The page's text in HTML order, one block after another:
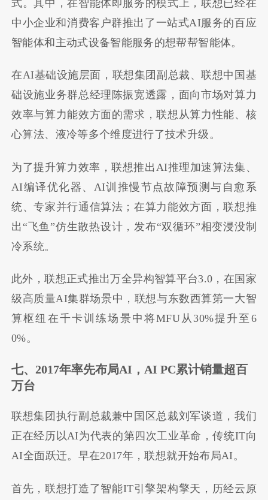
式。其中，在智能体即服务的模式上，联想已经在
中小企业和消费客户群推出了一站式AI服务的百应
智能体和主动式设备智能服务的想帮帮智能体。
在AI基础设施层面，联想集团副总裁、联想中国基
础设施业务群总经理陈振宽透露，面向市场对算力
效率与算力能效方面的需求，联想从算力性能、核
心算法、液冷等多个维度进行了技术升级。
为了提升算力效率，联想推出 AI推理加速算法集、
AI编译优化器、 AI训推慢节点故障预测与自愈系
统、专家并行通信算法；在算力能效方面，联想推
出 “飞鱼”仿生散热设计，发布“双循环”相变浸没制
冷系统。
此外，联想正式推出万全异构智算平台3.0 ，在国家
级高质量AI集群场景中，联想与东数西算第一大智
算枢纽在千卡训练场景中将MFU从 30%提升至 6
0%。
七、 2017年率先布局AI ， AI PC累计销量超百
万台
联想集团执行副总裁兼中国区总裁刘军谈道，我们
正在经历以AI为代表的第四次工业革命，传统IT向
AI全面跃迁。早在2017年，联想就开始布局AI。
首先，联想打造了智能IT引擎架构擎天，历经云原